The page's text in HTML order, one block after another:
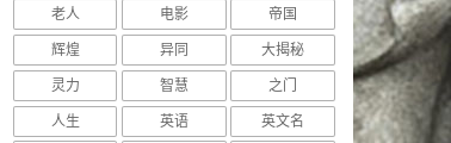
老人
电影
帝国
辉煌
异同
大揭秘
灵力
智慧
之门
人生
英语 英文名